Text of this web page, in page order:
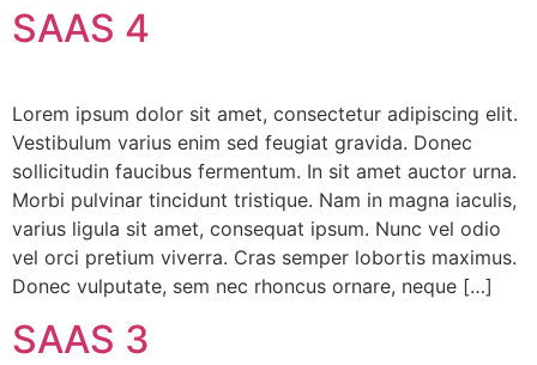
SAAS 4
Lorem ipsum dolor sit amet, consectetur adipiscing elit.
Vestibulum varius enim sed feugiat gravida. Donec
sollicitudin faucibus fermentum. In sit amet auctor urna.
Morbi pulvinar tincidunt tristique. Nam in magna iaculis,
varius ligula sit amet, consequat ipsum. Nunc vel odio
vel orci pretium viverra. Cras semper lobortis maximus.
Donec vulputate, sem nec rhoncus ornare, neque […]
SAAS 3